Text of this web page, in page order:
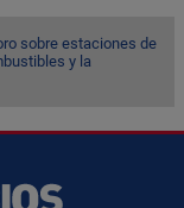
sobre estaciones de
y la